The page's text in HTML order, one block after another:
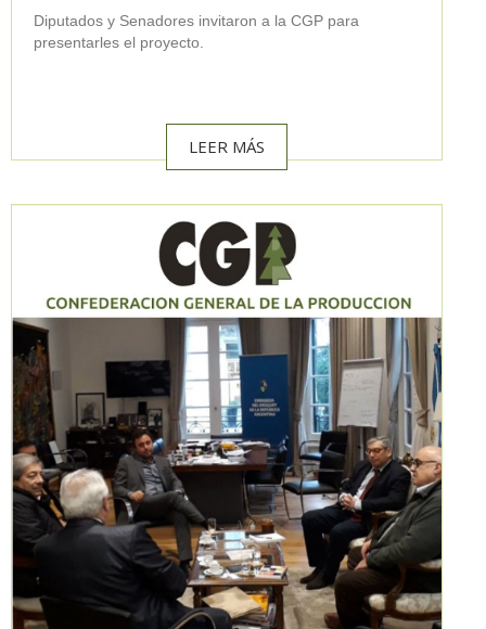
Diputados y Senadores invitaron a la CGP para
presentarles el proyecto.
LEER MÁS